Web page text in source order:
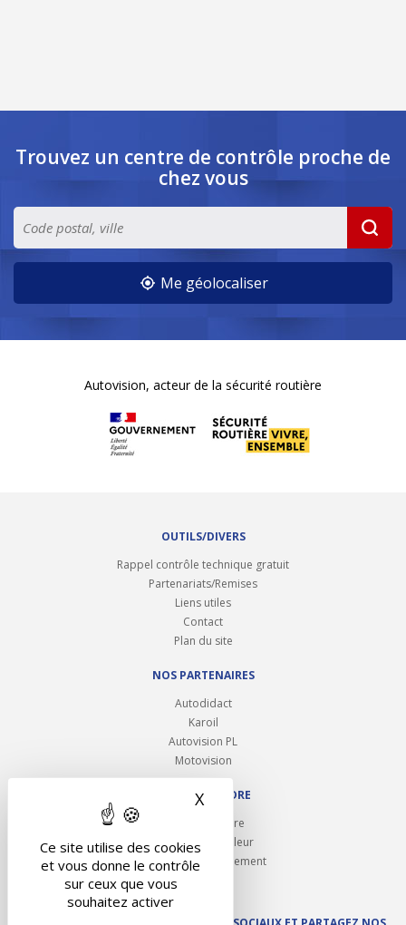
Ce site utilise des cookies
et vous donne le contrôle
sur ceux que vous
souhaitez activer
X Masquer le bandeau des
Trouvez un centre de contrôle proche de
chez vous
Me géolocaliser
Autovision, acteur de la sécurité routière
OUTILS/DIVERS
Rappel contrôle technique gratuit
Partenariats/Remises
Liens utiles
Contact
Plan du site
NOS PARTENAIRES
Autodidact
Karoil
Autovision PL
Motovision
NOUS REJOINDRE
Ouvrir un centre
Devenez contrôleur
Carrières et recrutement